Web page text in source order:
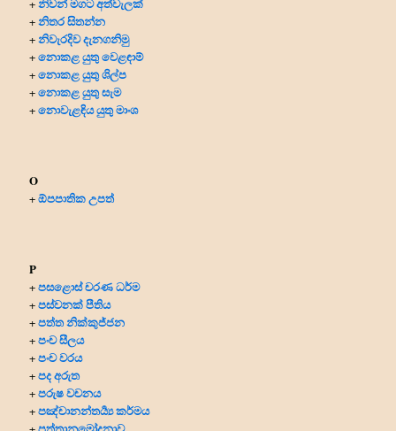
+
+නිතර සිතන්න
+නිවැරදිව දැනගනිමු
+නොකළ යුතු වෙළඳාම්
+නොකළ යුතු ශිල්ප
+නොකළ යුතු සැම
+නොවැළඳිය යුතු මාංශ
O
+ඕපපාතික උපත්
P
+පසළොස් චරණ ධර්ම
+පස්වනක් පීතිය
+පත්ත නික්කුජ්ජන
+පංච සීලය
+පංච වරය
+පද අරුත
+පරුෂ වචනය
+පඤ්චානන්තර්‍ය්‍ය කර්මය
පත්තානුමෝදනාව